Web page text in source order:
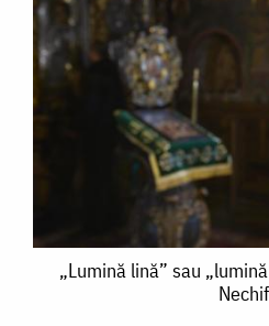
„Lumină
„Lumină lină” sau